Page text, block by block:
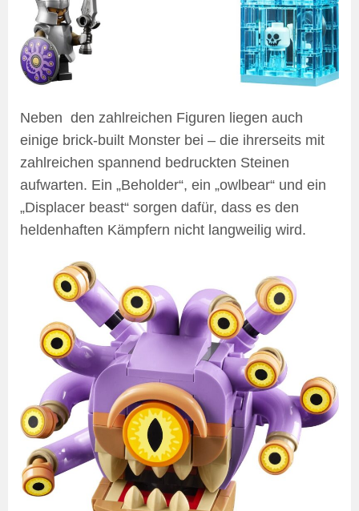
Neben den zahlreichen Figuren liegen auch
einige brick-built Monster bei – die ihrerseits mit
zahlreichen spannend bedruckten Steinen
aufwarten. Ein „Beholder“, ein „owlbear“ und ein
„Displacer beast“ sorgen dafür, dass es den
heldenhaften Kämpfern nicht langweilig wird.